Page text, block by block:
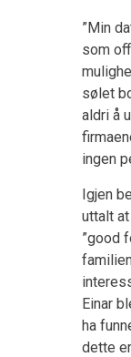
”Min
som
sølet
aldri å
ingen
Igjen
uttalt
”good
Einar
ha
dette